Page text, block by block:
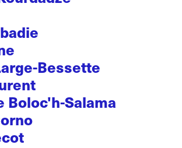
Bessette
Boloc'h-Salama